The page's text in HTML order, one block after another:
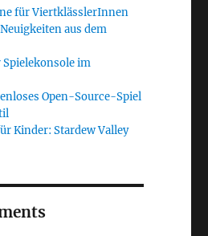
für ViertklässlerInnen
aus dem
Spielekonsole im
Open-Source-Spiel
Kinder: Stardew Valley